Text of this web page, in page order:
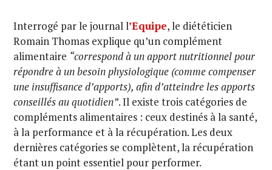
Interrogé par le journal l’Equipe, le diététicien
Romain Thomas explique qu’un complément
alimentaire “correspond à un apport nutritionnel pour
répondre à un besoin physiologique (comme compenser
une insuffisance d’apports), afin d’atteindre les apports
conseillés au quotidien”. Il existe trois catégories de
compléments alimentaires : ceux destinés à la santé,
à la performance et à la récupération. Les deux
dernières catégories se complètent, la récupération
étant un point essentiel pour performer.